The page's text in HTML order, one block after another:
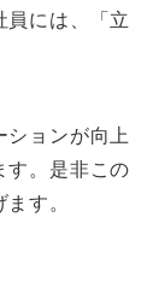
員には、「立
ションが向上
す。是非この
す。